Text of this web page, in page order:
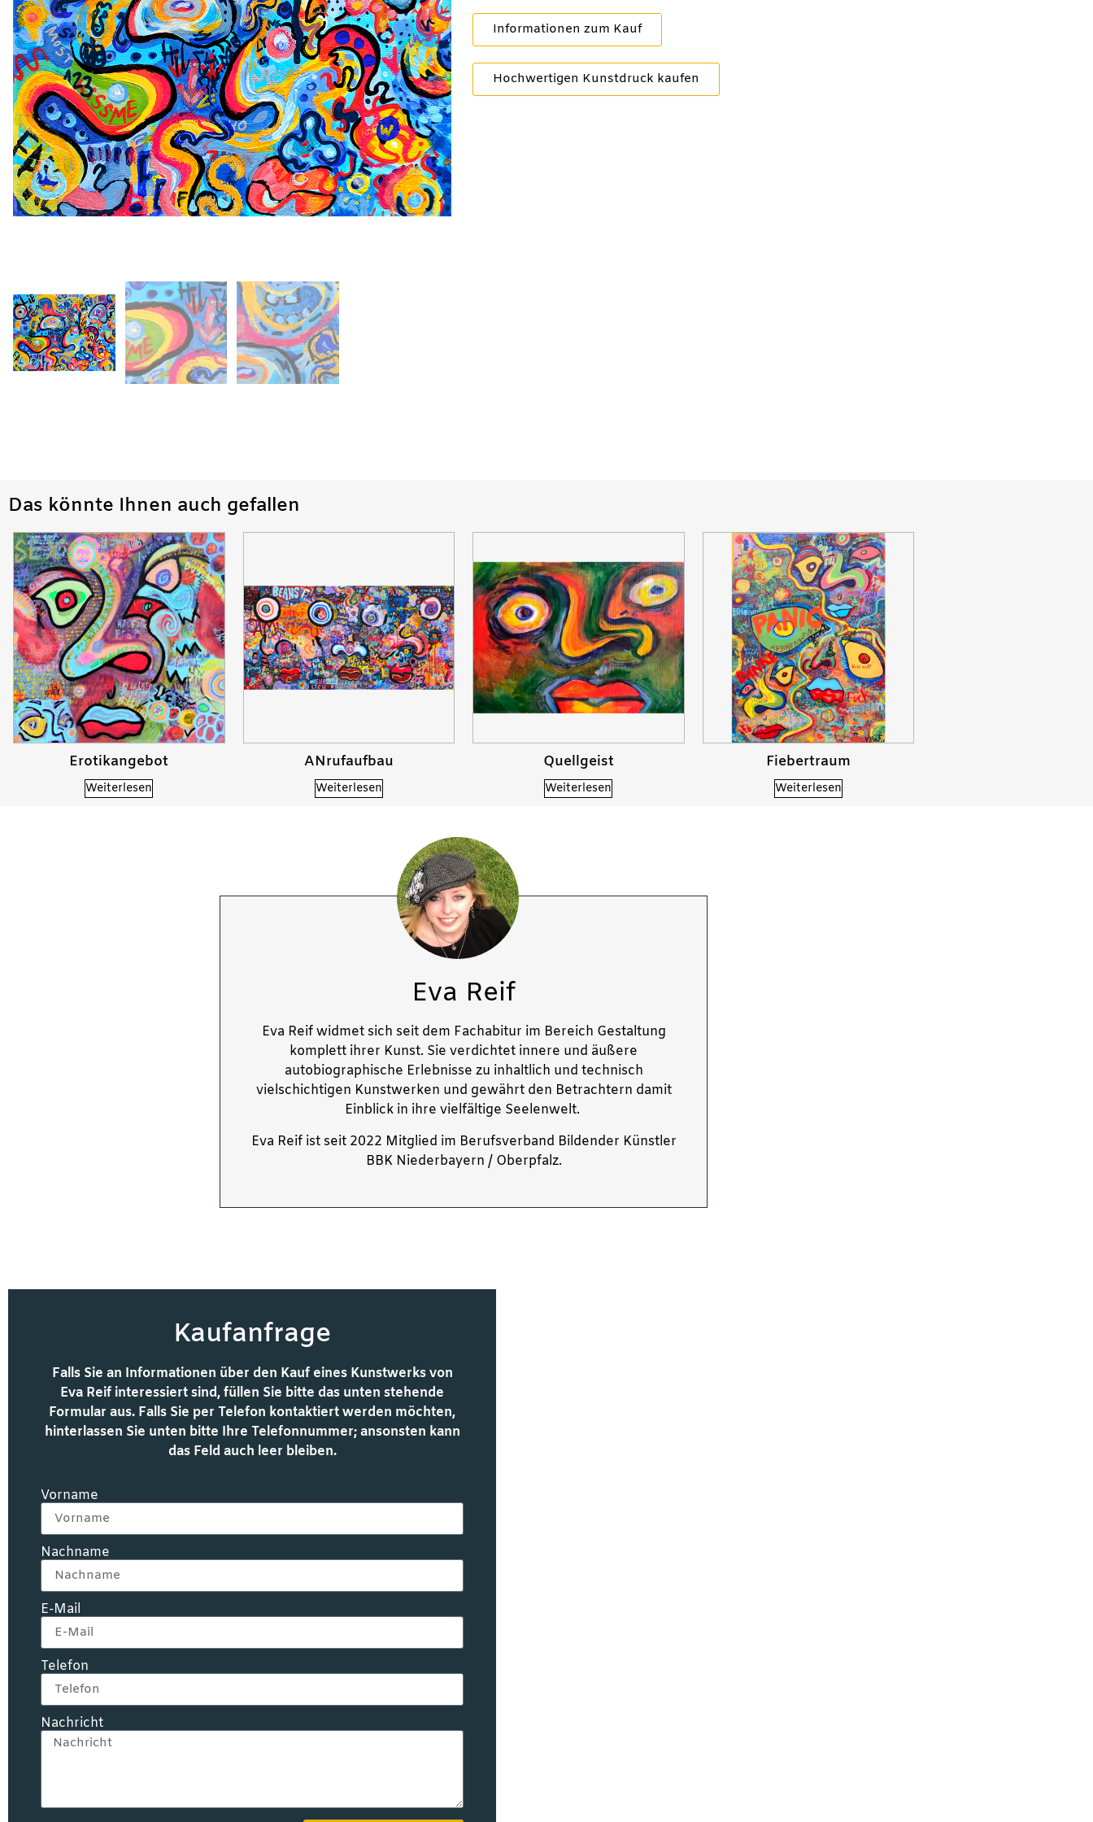
Informationen zum Kauf
Hochwertigen Kunstdruck kaufen
Das könnte Ihnen auch gefallen
Erotikangebot
Weiterlesen
ANrufaufbau
Weiterlesen
Quellgeist
Weiterlesen
Fiebertraum
Weiterlesen
Eva Reif
Eva Reif widmet sich seit dem Fachabitur im Bereich Gestaltung
komplett ihrer Kunst. Sie verdichtet innere und äußere
autobiographische Erlebnisse zu inhaltlich und technisch
vielschichtigen Kunstwerken und gewährt den Betrachtern damit
Einblick in ihre vielfältige Seelenwelt.
Eva Reif ist seit 2022 Mitglied im Berufsverband Bildender Künstler
BBK Niederbayern / Oberpfalz.
Kaufanfrage
Falls Sie an Informationen über den Kauf eines Kunstwerks von
Eva Reif interessiert sind, füllen Sie bitte das unten stehende
Formular aus. Falls Sie per Telefon kontaktiert werden möchten,
hinterlassen Sie unten bitte Ihre Telefonnummer; ansonsten kann
das Feld auch leer bleiben.
Vorname
Nachname
E-Mail
Telefon
Nachricht